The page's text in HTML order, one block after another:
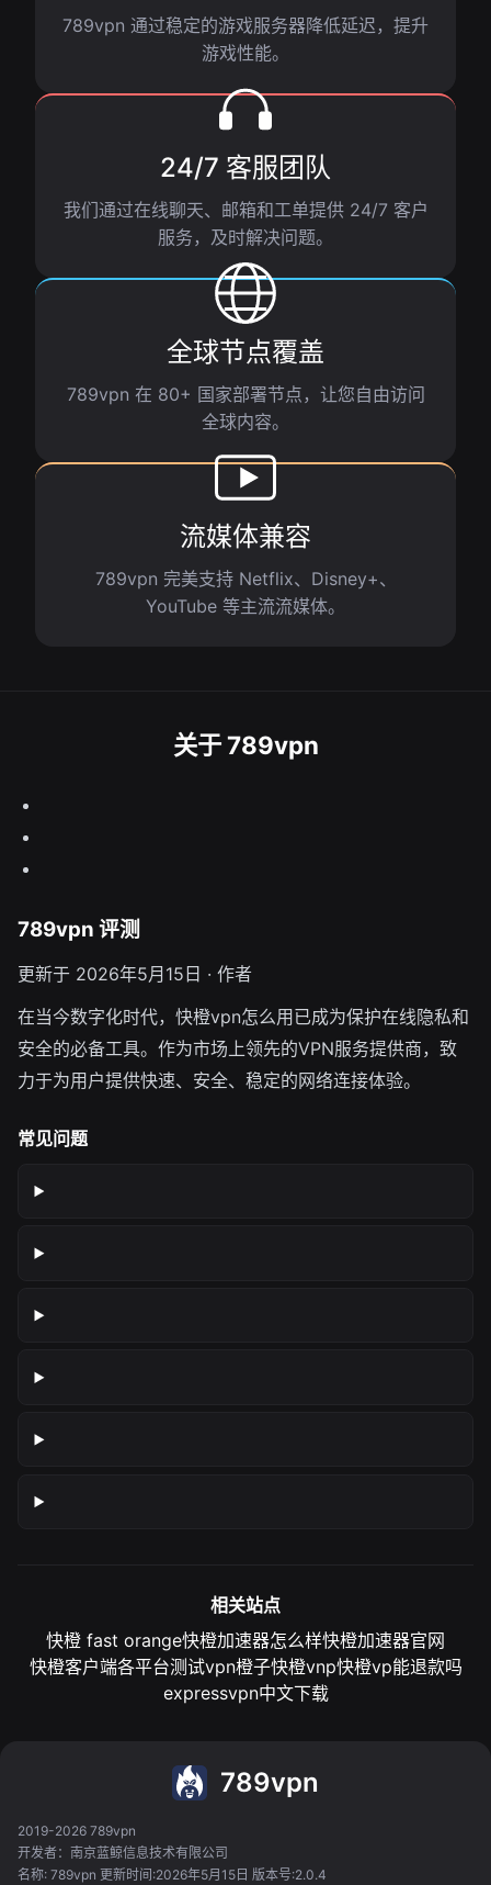
789vpn 通过稳定的游戏服务器降低延迟，提升
游戏性能。
24/7 客服团队
我们通过在线聊天、邮箱和工单提供 24/7 客户
服务，及时解决问题。
全球节点覆盖
789vpn 在 80+ 国家部署节点，让您自由访问
全球内容。
流媒体兼容
789vpn 完美支持 Netflix、Disney+、
YouTube 等主流流媒体。
关于 789vpn
789vpn 评测
更新于 2026年5月15日 · 作者
在当今数字化时代，快橙vpn怎么用已成为保护在线隐私和
安全的必备工具。作为市场上领先的VPN服务提供商，致
力于为用户提供快速、安全、稳定的网络连接体验。
常见问题
相关站点
快橙 fast orange快橙加速器怎么样快橙加速器官网
快橙客户端各平台测试vpn橙子快橙vnp快橙vp能退款吗
expressvpn中文下载
789vpn
2019-2026 789vpn
开发者：南京蓝鲸信息技术有限公司
名称: 789vpn 更新时间:2026年5月15日 版本号:2.0.4